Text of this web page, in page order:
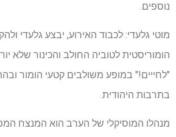
נוספים.
מוטי גלעדי: לכבוד האירוע, יבצע גלעדי
הומוריסטית לטוביה החולב והכינור שלא
"לחייים!" במופע משולבים קטעי הומור
בתרבות היהודית.
מנהלו המוסיקלי של הערב הוא המנצח